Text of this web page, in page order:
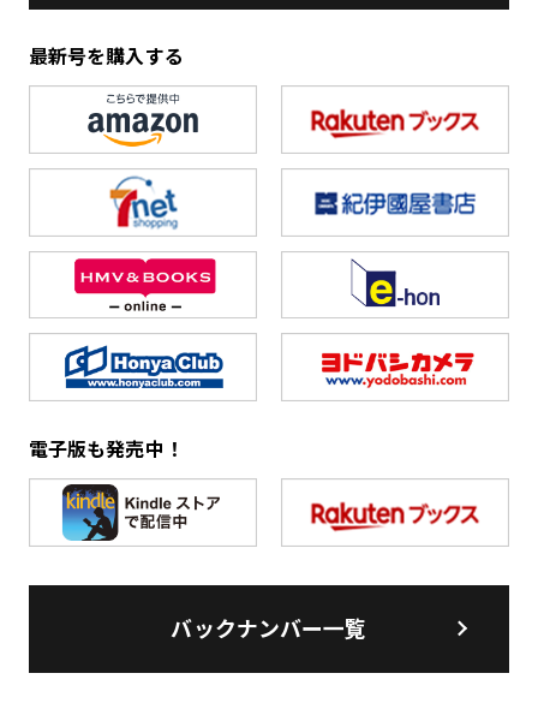
最新号を購入する
電子版も発売中！
バックナンバー一覧